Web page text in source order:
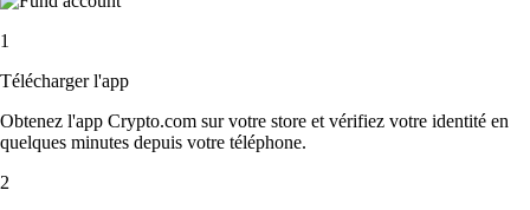
1
Télécharger l'app
Obtenez l'app Crypto.com sur votre store et vérifiez votre identité en
quelques minutes depuis votre téléphone.
2